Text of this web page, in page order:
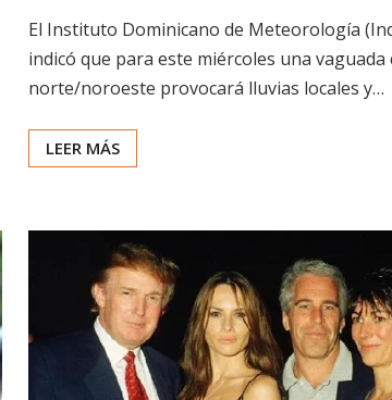
El Instituto Dominicano de Meteorología
indicó que para este miércoles una vaguada
norte/noroeste provocará lluvias locales y…
LEER MÁS